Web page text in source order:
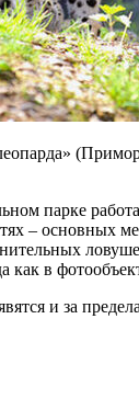
парке
– основных
как в
и за